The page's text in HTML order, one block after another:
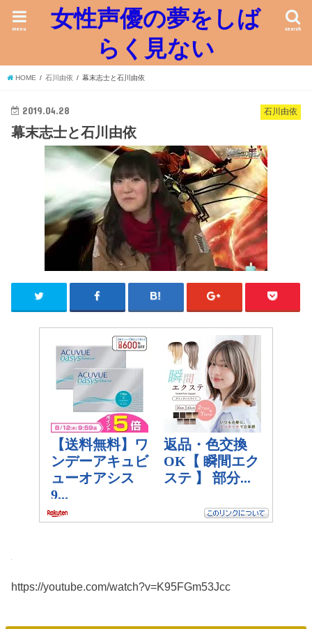
女性声優の夢をしば
らく見ない
search
menu
HOME 石川由依 幕末志士と石川由依
石川由依
2019.04.28
幕末志士と石川由依
https://youtube.com/watch?v=K95FGm53Jcc